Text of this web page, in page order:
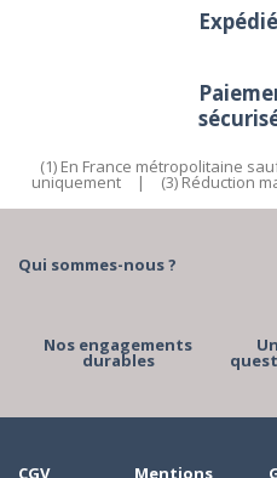
(1) En France métropolitaine
uniquement | (3) Réduction
Qui sommes-nous ?
Nos engagements
durables
CGV Mentions